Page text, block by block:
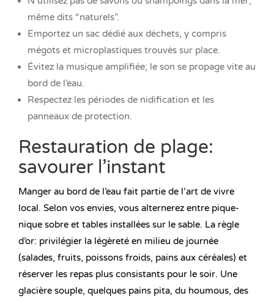
même dits “naturels”.
Emportez un sac dédié aux déchets, y compris
mégots et microplastiques trouvés sur place.
Évitez la musique amplifiée; le son se propage vite au
bord de l’eau.
Respectez les périodes de nidification et les
panneaux de protection.
Restauration de plage:
savourer l’instant
Manger au bord de l’eau fait partie de l’art de vivre
local. Selon vos envies, vous alternerez entre pique-
nique sobre et tables installées sur le sable. La règle
d’or: privilégier la légèreté en milieu de journée
(salades, fruits, poissons froids, pains aux céréales) et
réserver les repas plus consistants pour le soir. Une
glacière souple, quelques pains pita, du houmous, des